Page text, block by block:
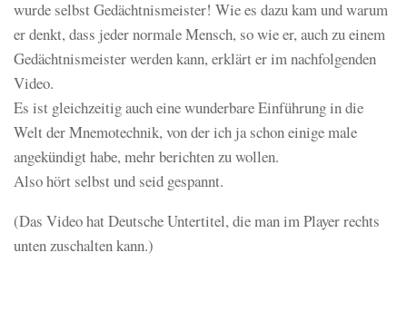
wurde selbst Gedächtnismeister! Wie es dazu kam und warum
er denkt, dass jeder normale Mensch, so wie er, auch zu einem
Gedächtnismeister werden kann, erklärt er im nachfolgenden
Video.
Es ist gleichzeitig auch eine wunderbare Einführung in die
Welt der Mnemotechnik, von der ich ja schon einige male
angekündigt habe, mehr berichten zu wollen.
Also hört selbst und seid gespannt.
(Das Video hat Deutsche Untertitel, die man im Player rechts
unten zuschalten kann.)